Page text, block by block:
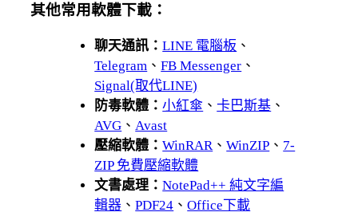
其他常用軟體下載：
聊天通訊：LINE 電腦板 、
Telegram 、FB Messenger 、
Signal(取代LINE)
防毒軟體：小紅傘 、卡巴斯基 、
AVG 、 Avast
壓縮軟體：WinRAR 、WinZIP 、 7-
ZIP 免費壓縮軟體
文書處理：NotePad++ 純文字編
輯器 、PDF24 、Office下載